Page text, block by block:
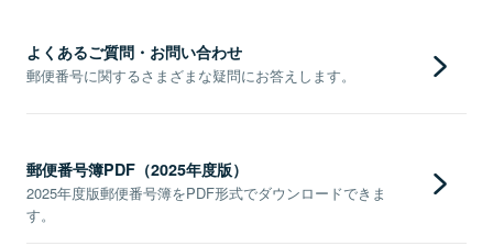
よくあるご質問・お問い合わせ
郵便番号に関するさまざまな疑問にお答えします。
郵便番号簿PDF（2025年度版）
2025年度版郵便番号簿をPDF形式でダウンロードできま
す。